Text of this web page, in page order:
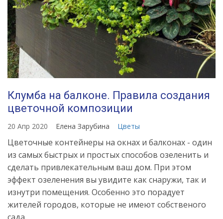
Клумба на балконе. Правила создания
цветочной композиции
20 Апр 2020 Елена Зарубина Цветы
Цветочные контейнеры на окнах и балконах - один
из самых быстрых и простых способов озеленить и
сделать привлекательным ваш дом. При этом
эффект озеленения вы увидите как снаружи, так и
изнутри помещения. Особенно это порадует
жителей городов, которые не имеют собственого